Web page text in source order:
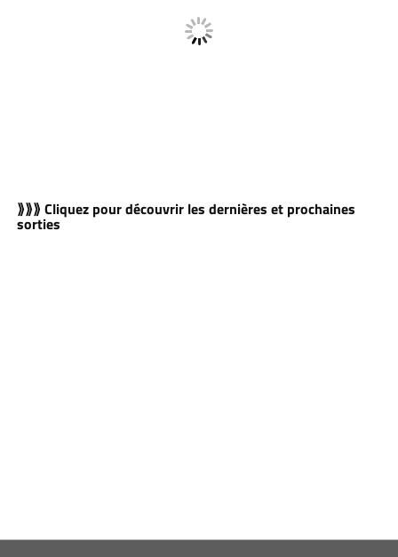
⟫⟫⟫ Cliquez pour découvrir les dernières et prochaines
sorties